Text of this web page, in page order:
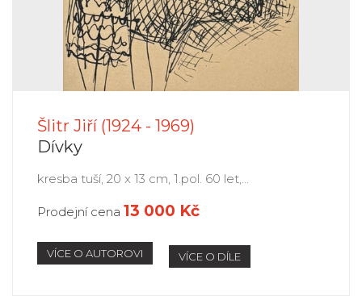
Šlitr Jiří (1924 - 1969)
Dívky
kresba tuší, 20 x 13 cm, 1.pol. 60 let,...
Prodejní cena 13 000 Kč
VÍCE O AUTOROVI VÍCE O DÍLE